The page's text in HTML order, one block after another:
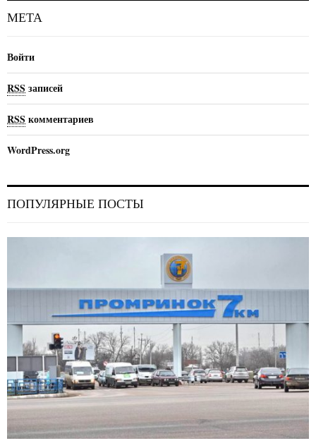
МЕТА
Войти
RSSзаписей
RSSкомментариев
WordPress.org
ПОПУЛЯРНЫЕ ПОСТЫ